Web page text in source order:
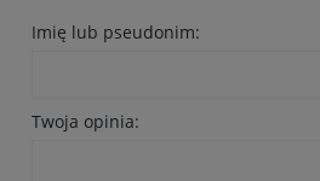
Imię lub pseudonim:
Twoja opinia: